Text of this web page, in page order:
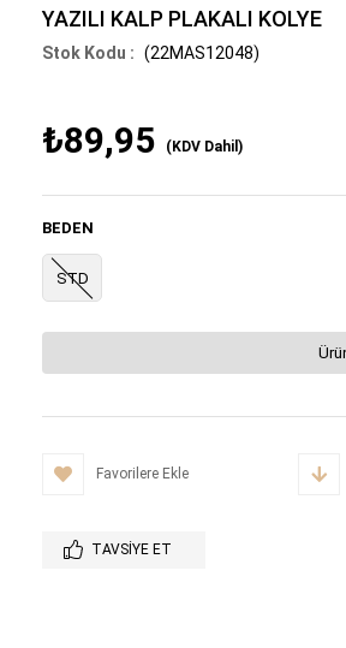
YAZILI KALP PLAKALI KOLYE
(22MAS12048)
₺89,95 (KDV Dahil)
BEDEN
STD
Favorilere Ekle
TAVSIYE ET